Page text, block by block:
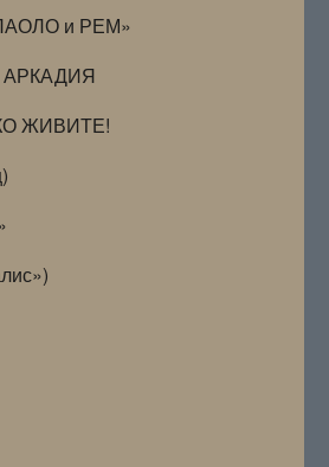
и РЕМ»
ЖИВИТЕ!